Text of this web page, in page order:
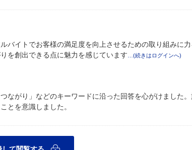
バイトでお客様の満足度を向上させるための取り組みに力
を創出できる点に魅力を感じています
ながり」などのキーワードに沿った回答を心がけました。
とを意識しました。